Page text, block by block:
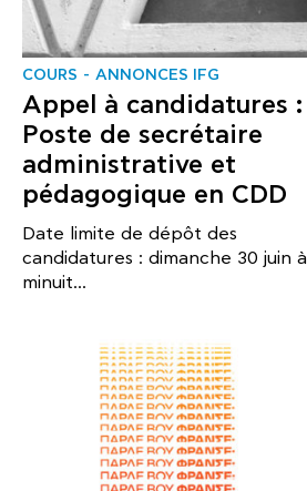
COURS ANNONCES IFG
Appel à candidatures :
Poste de secrétaire
administrative et
pédagogique en CDD
Date limite de dépôt des
candidatures : dimanche 30 juin à
minuit...